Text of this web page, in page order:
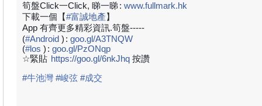
筍盤Click一Click, 睇一睇: www.fullmark.hk
下載一個【#富誠地產】
App 有齊更多精彩資訊.筍盤-----
(#Android ) : goo.gl/A3TNQW
(#los ) : goo.gl/PzONqp
☆緊貼 https://goo.gl/6nkJhq 按讚
#牛池灣 #峻弦 #成交